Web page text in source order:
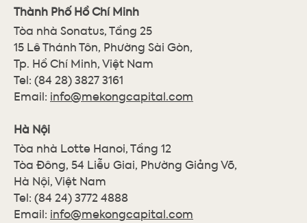
Thành Phố Hồ Chí Minh
Tòa nhà Sonatus, Tầng 25
15 Lê Thánh Tôn, Phường Sài Gòn,
Tp. Hồ Chí Minh, Việt Nam
Tel: (84 28) 3827 3161
Email: info@mekongcapital.com
Hà Nội
Tòa nhà Lotte Hanoi, Tầng 12
Tòa Đông, 54 Liễu Giai, Phường Giảng Võ,
Hà Nội, Việt Nam
Tel: (84 24) 3772 4888
Email: info@mekongcapital.com